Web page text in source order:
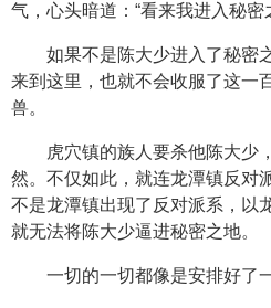
气，心头暗道：“看来我进入秘
如果不是陈大少进入了秘密
来到这里，也就不会收服了这一
兽。
虎穴镇的族人要杀他陈大少
然。不仅如此，就连龙潭镇反对
不是龙潭镇出现了反对派系，以
就无法将陈大少逼进秘密之地。
一切的一切都像是安排好了